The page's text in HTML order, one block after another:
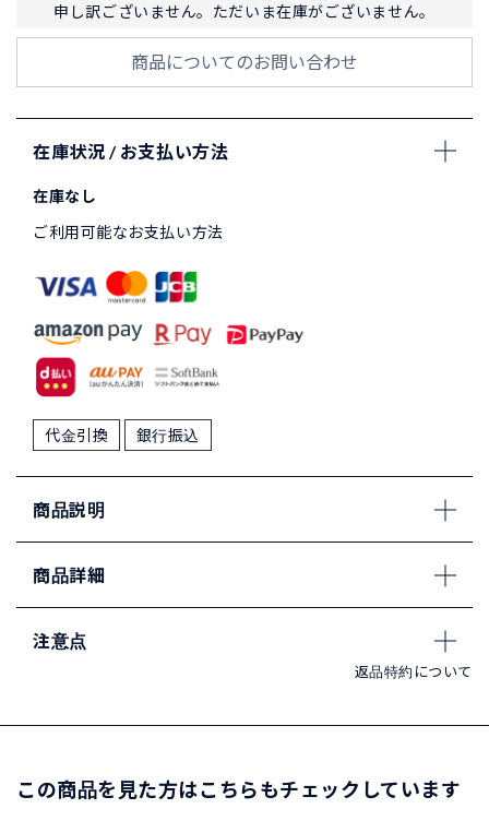
申し訳ございません。ただいま在庫がございません。
商品についてのお問い合わせ
在庫状況 / お支払い方法
在庫なし
ご利用可能なお支払い方法
代金引換 銀行振込
商品説明
商品詳細
注意点
返品特約について
この商品を見た方はこちらもチェックしています